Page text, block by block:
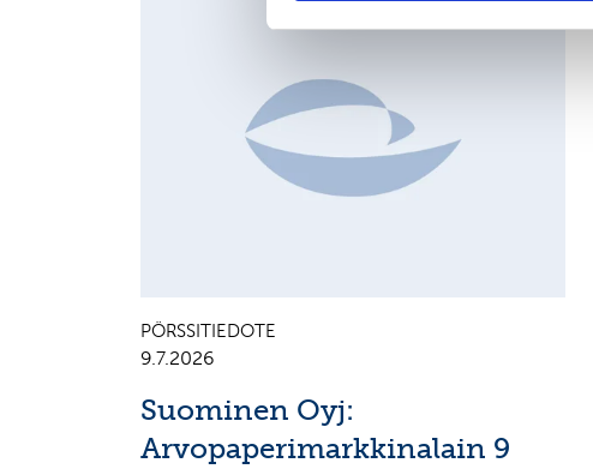
PÖRSSITIEDOTE
9.7.2026
Suominen Oyj:
Arvopaperimarkkinalain 9